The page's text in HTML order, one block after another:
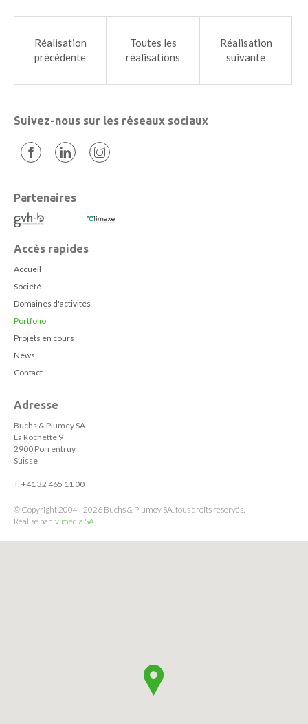
Réalisation
précédente
Toutes les
réalisations
Réalisation
suivante
Suivez-nous sur les réseaux sociaux
Partenaires
Accès rapides
Accueil
Société
Domaines d'activités
Portfolio
Projets en cours
News
Contact
Adresse
Buchs & Plumey SA
La Rochette 9
2900 Porrentruy
Suisse
T. +41 32 465 11 00
© Copyright 2004 - 2026 Buchs & Plumey SA, tous droits réservés.
Réalisé par Ivimédia SA